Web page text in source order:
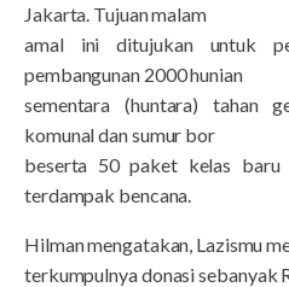
Jakarta. Tujuan malam
amal ini ditujukan untuk
pembangunan 2000 hunian
sementara (huntara) tahan
komunal dan sumur bor
beserta 50 paket kelas baru
terdampak bencana.
Hilman mengatakan, Lazismu
terkumpulnya donasi sebanyak